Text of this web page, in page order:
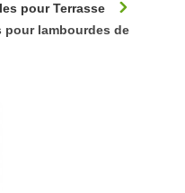
pour Terrasse
pour lambourdes de